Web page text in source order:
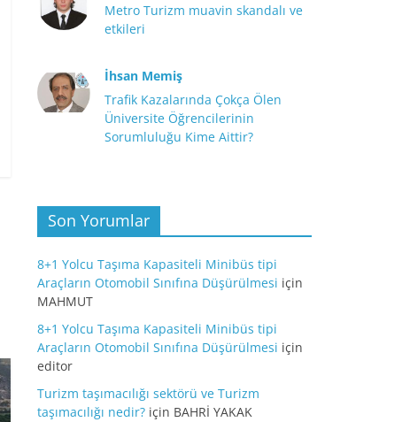
Metro Turizm muavin skandalı ve
etkileri
İhsan Memiş
Trafik Kazalarında Çokça Ölen
Üniversite Öğrencilerinin
Sorumluluğu Kime Aittir?
Son Yorumlar
8+1 Yolcu Taşıma Kapasiteli Minibüs tipi
Araçların Otomobil Sınıfına Düşürülmesi için
MAHMUT
8+1 Yolcu Taşıma Kapasiteli Minibüs tipi
Araçların Otomobil Sınıfına Düşürülmesi için
editor
Turizm taşımacılığı sektörü ve Turizm
taşımacılığı nedir? için BAHRİ YAKAK